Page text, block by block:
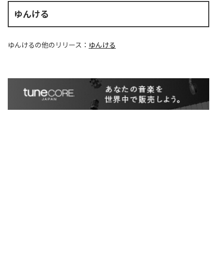
ゆんける
ゆんけるの他のリリース： ゆんける